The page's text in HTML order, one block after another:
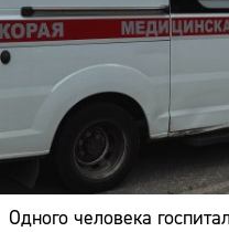
Одного человека